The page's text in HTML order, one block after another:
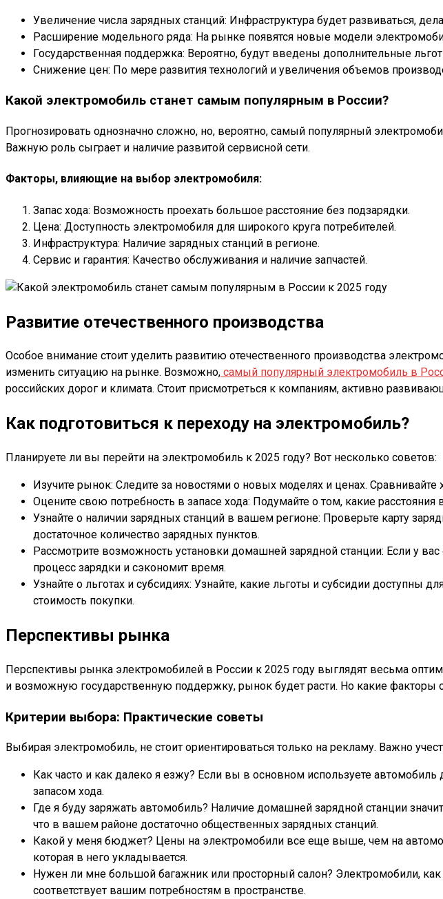
Увеличение числа зарядных станций: Инфраструктура будет развиваться,
Расширение модельного ряда: На рынке появятся новые модели
Государственная поддержка: Вероятно, будут введены дополнительные
Снижение цен: По мере развития технологий и увеличения объемов
Какой электромобиль станет самым популярным в России?
Прогнозировать однозначно сложно, но, вероятно, самый популярный
Важную роль сыграет и наличие развитой сервисной сети.
Факторы, влияющие на выбор электромобиля:
Запас хода: Возможность проехать большое расстояние без подзарядки.
Цена: Доступность электромобиля для широкого круга потребителей.
Инфраструктура: Наличие зарядных станций в регионе.
Сервис и гарантия: Качество обслуживания и наличие запчастей.
Развитие отечественного производства
Особое внимание стоит уделить развитию отечественного производства
изменить ситуацию на рынке. Возможно, самый популярный электромобиль в
российских дорог и климата. Стоит присмотреться к компаниям, активно
Как подготовиться к переходу на электромобиль?
Планируете ли вы перейти на электромобиль к 2025 году? Вот несколько советов:
Изучите рынок: Следите за новостями о новых моделях и ценах.
Оцените свою потребность в запасе хода: Подумайте о том, какие
Узнайте о наличии зарядных станций в вашем регионе: Проверьте карту
достаточное количество зарядных пунктов.
Рассмотрите возможность установки домашней зарядной станции: Если у
процесс зарядки и сэкономит время.
Узнайте о льготах и субсидиях: Узнайте, какие льготы и субсидии
стоимость покупки.
Перспективы рынка
Перспективы рынка электромобилей в России к 2025 году выглядят весьма
и возможную государственную поддержку, рынок будет расти. Но какие
Критерии выбора: Практические советы
Выбирая электромобиль, не стоит ориентироваться только на рекламу. Важно
Как часто и как далеко я езжу? Если вы в основном используете
запасом хода.
Где я буду заряжать автомобиль? Наличие домашней зарядной станции
что в вашем районе достаточно общественных зарядных станций.
Какой у меня бюджет? Цены на электромобили все еще выше, чем на
которая в него укладывается.
Нужен ли мне большой багажник или просторный салон? Электромобили,
соответствует вашим потребностям в пространстве.